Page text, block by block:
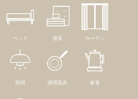
ベッド 寝具 カーテン
照明 調理器具 家電